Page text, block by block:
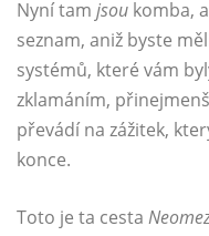
Nyní tam jsou komba,
seznam, aniž byste
systémů, které vám
zklamáním,
převádí na zážitek,
konce.
Toto je ta cesta